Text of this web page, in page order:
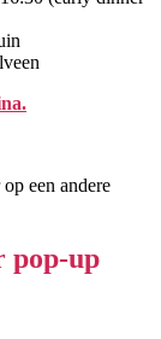
een andere
pop-up